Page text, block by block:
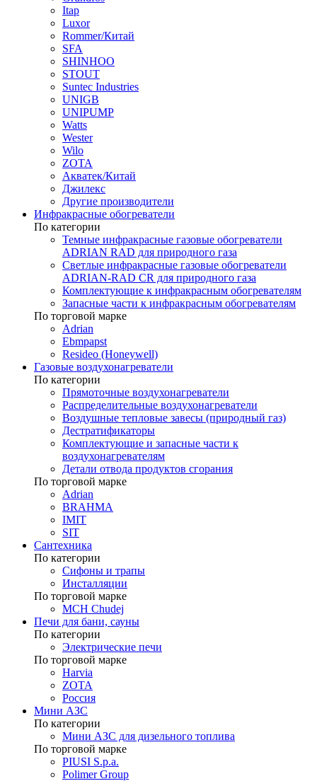
Itap
Luxor
Rommer/Китай
SFA
SHINHOO
STOUT
Suntec Industries
UNIGB
UNIPUMP
Watts
Wester
Wilo
ZOTA
Акватек/Китай
Джилекс
Другие производители
Инфракрасные обогреватели
По категории
Темные инфракрасные газовые обогреватели
ADRIAN RAD для природного газа
Светлые инфракрасные газовые обогреватели
ADRIAN-RAD CR для природного газа
Комплектующие к инфракрасным обогревателям
Запасные части к инфракрасным обогревателям
По торговой марке
Adrian
Ebmpapst
Resideo (Honeywell)
Газовые воздухонагреватели
По категории
Прямоточные воздухонагреватели
Распределительные воздухонагреватели
Воздушные тепловые завесы (природный газ)
Дестратификаторы
Комплектующие и запасные части к
воздухонагревателям
Детали отвода продуктов сгорания
По торговой марке
Adrian
BRAHMA
IMIT
SIT
Сантехника
По категории
Сифоны и трапы
Инсталляции
По торговой марке
MCH Chudej
Печи для бани, сауны
По категории
Электрические печи
По торговой марке
Harvia
ZOTA
Россия
Мини АЗС
По категории
Мини АЗС для дизельного топлива
По торговой марке
PIUSI S.p.a.
Polimer Group